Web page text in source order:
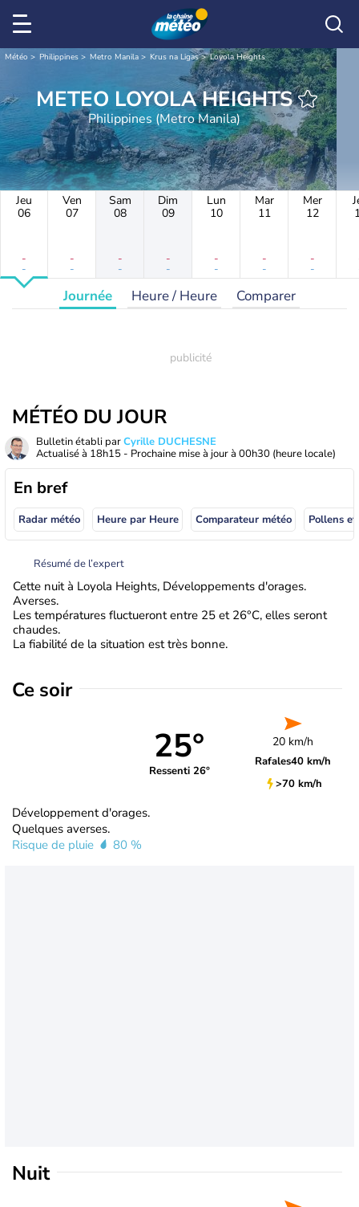
Météo Philippines Metro Manila Krus na Ligas Loyola Heights
METEO LOYOLA HEIGHTS
Philippines (Metro Manila)
Jeu
06
-
-
Ven
07
-
-
Sam
08
-
-
Dim
09
-
-
Lun
10
-
-
Mar
11
-
-
Mer
12
-
-
Journée Heure / Heure Comparer
MÉTÉO DU JOUR
Bulletin établi parCyrille DUCHESNE
Actualisé à 18h15 - Prochaine mise à jour à 00h30 (heure locale)
En bref
Radar météo Heure par Heure Comparateur météo Pollens
Résumé de l’expert
Cette nuit à Loyola Heights, Développements d'orages.
Averses.
Les températures fluctueront entre 25 et 26°C, elles seront
chaudes.
La fiabilité de la situation est très bonne.
Ce soir
25°
Ressenti 26°
20 km/h
Rafales40 km/h
>70 km/h
Développement d'orages.
Quelques averses.
Risque de pluie
80 %
Nuit